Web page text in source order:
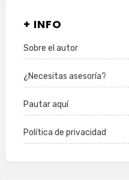
+ INFO
Sobre el autor
¿Necesitas asesoría?
Pautar aquí
Política de privacidad